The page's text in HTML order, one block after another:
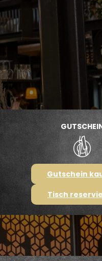
Gutschein
Tisch